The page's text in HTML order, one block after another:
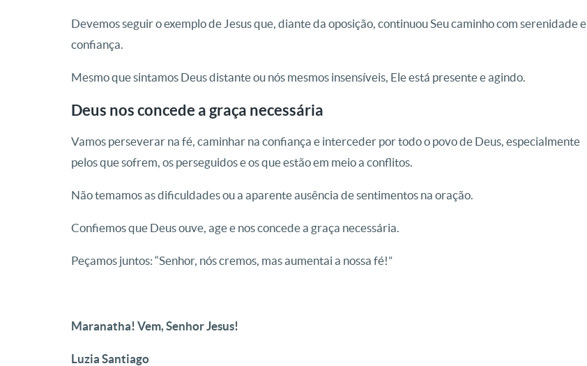
Devemos seguir o exemplo de Jesus que, diante da oposição, continuou Seu caminho com serenidade e
confiança.
Mesmo que sintamos Deus distante ou nós mesmos insensíveis, Ele está presente e agindo.
Deus nos concede a graça necessária
Vamos perseverar na fé, caminhar na confiança e interceder por todo o povo de Deus, especialmente
pelos que sofrem, os perseguidos e os que estão em meio a conflitos.
Não temamos as dificuldades ou a aparente ausência de sentimentos na oração.
Confiemos que Deus ouve, age e nos concede a graça necessária.
Peçamos juntos: “Senhor, nós cremos, mas aumentai a nossa fé!”
Maranatha! Vem, Senhor Jesus!
Luzia Santiago